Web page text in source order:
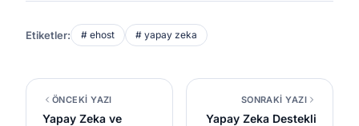
Etiketler: # ehost # yapay zeka
ÖNCEKİ YAZI
Yapay Zeka ve
SONRAKİ YAZI
Yapay Zeka Destekli